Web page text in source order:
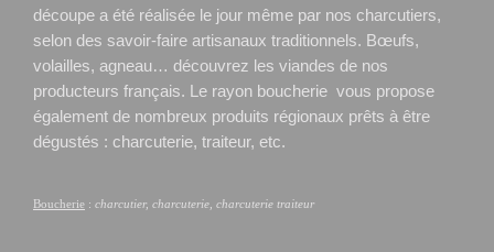
découpe a été réalisée le jour même par nos charcutiers,
selon des savoir-faire artisanaux traditionnels. Bœufs,
volailles, agneau… découvrez les viandes de nos
producteurs français. Le rayon boucherie vous propose
également de nombreux produits régionaux prêts à être
dégustés : charcuterie, traiteur, etc.
Boucherie : charcutier, charcuterie, charcuterie traiteur